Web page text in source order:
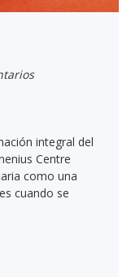
integral del
Centre
como una
cuando se